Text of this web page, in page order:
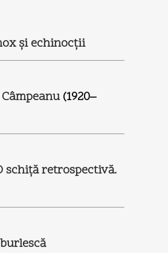
şi echinocţii
(1920–
schiţă retrospectivă.